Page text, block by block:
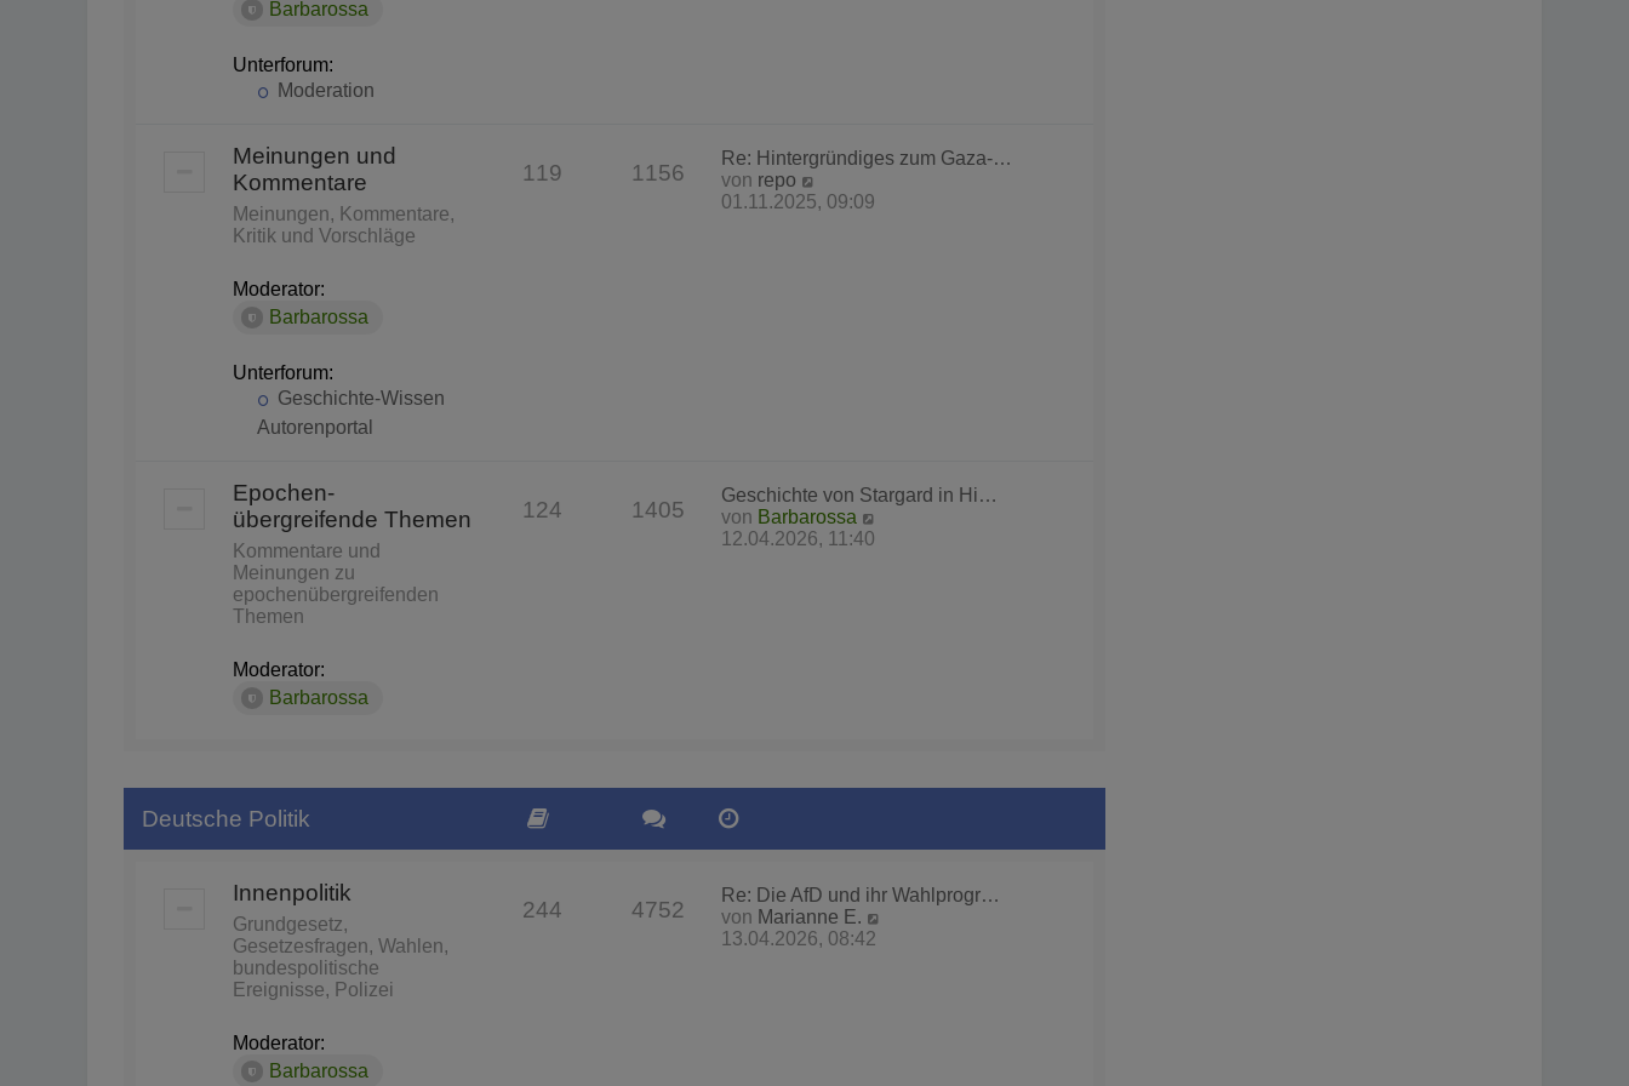
Barbarossa
Unterforum:
Moderation
g
Meinungen und
Kommentare
Meinungen, Kommentare,
Kritik und Vorschläge
Moderator:
Barbarossa
Unterforum:
Geschichte-Wissen
Autorenportal
119 1156
Re: Hintergründiges zum Gaza-…
von repo
e
01.11.2025, 09:09
Epochen-
übergreifende Themen
Kommentare und
Meinungen zu
epochenübergreifenden
Themen
Moderator:
Barbarossa
124 1405
Geschichte von Stargard in Hi…
von Barbarossa
12.04.2026, 11:40
Deutsche Politik
Innenpolitik
Grundgesetz,
Gesetzesfragen, Wahlen,
bundespolitische
Ereignisse, Polizei
Moderator:
Barbarossa
244 4752
Re: Die AfD und ihr Wahlprogr…
von Marianne E.
13.04.2026, 08:42